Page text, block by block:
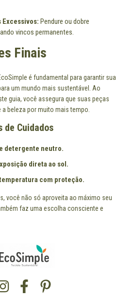
Excessivos: Pendure ou dobre
vincos permanentes.
Finais
é fundamental para garantir sua
um mundo mais sustentável. Ao
guia, você assegura que suas peças
beleza por muito mais tempo.
de Cuidados
detergente neutro.
direta ao sol.
com proteção.
você não só aproveita ao máximo seu
faz uma escolha consciente e